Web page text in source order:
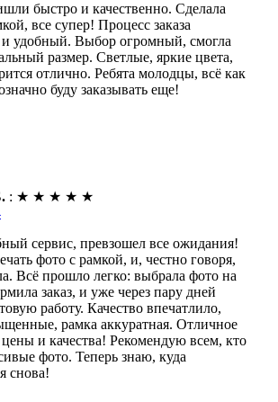
быстро и качественно. Сделала
все супер! Процесс заказа
удобный. Выбор огромный, смогла
размер. Светлые, яркие цвета,
отлично. Ребята молодцы, всё как
буду заказывать еще!
: ★ ★ ★ ★ ★
сервис, превзошел все ожидания!
фото с рамкой, и, честно говоря,
Всё прошло легко: выбрала фото на
заказ, и уже через пару дней
работу. Качество впечатлило,
рамка аккуратная. Отличное
цены и качества! Рекомендую всем, кто
фото. Теперь знаю, куда
снова!